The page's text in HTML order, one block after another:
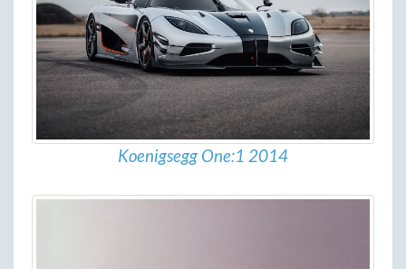
Koenigsegg One:1 2014